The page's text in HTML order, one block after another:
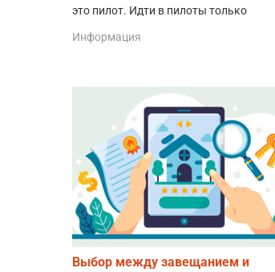
это пилот. Идти в пилоты только
Информация
Выбор между завещанием и